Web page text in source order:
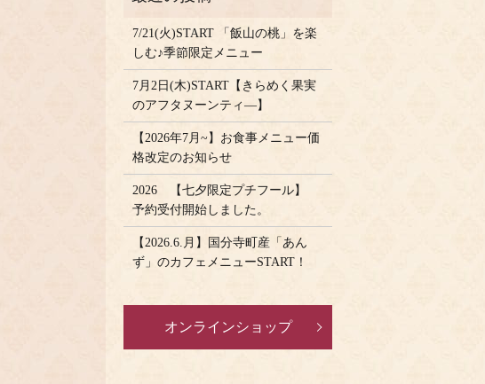
7/21(火)START 「飯山の桃」を楽
しむ♪季節限定メニュー
7月2日(木)START【きらめく果実
のアフタヌーンティ―】
【2026年7月~】お食事メニュー価
格改定のお知らせ
2026 【七夕限定プチフール】
予約受付開始しました。
【2026.6.月】国分寺町産「あん
ず」のカフェメニューSTART！
オンラインショップ